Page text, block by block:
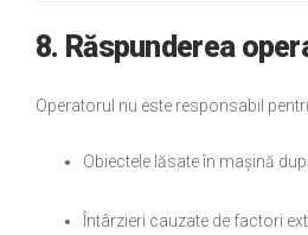
8. Răspunderea
Operatorul nu este responsabil
Obiectele lăsate în mașină
Întârzieri cauzate de factori